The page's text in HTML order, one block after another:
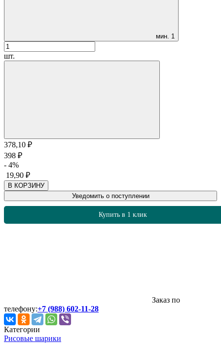
мин. 1
шт.
378,10 ₽
398 ₽
- 4%
19,90 ₽
В КОРЗИНУ
Уведомить о поступлении
Купить в 1 клик
Заказ по
телефону:+7 (988) 602-11-28
Категории
Рисовые шарики